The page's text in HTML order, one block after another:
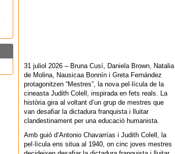
31 juliol 2026 – Bruna Cusí, Daniela Brown, Natalia
de Molina, Nausicaa Bonnín i Greta Fernández
protagonitzen “Mestres”, la nova pel·lícula de la
cineasta Judith Colell, inspirada en fets reals. La
història gira al voltant d’un grup de mestres que
van desafiar la dictadura franquista i lluitar
clandestinament per una educació humanista.
Amb guió d’Antonio Chavarrías i Judith Colell, la
pel·lícula ens situa al 1940, on cinc joves mestres